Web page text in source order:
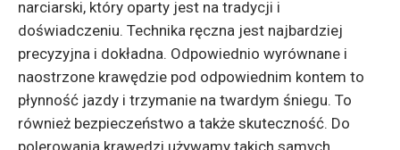
narciarski, który oparty jest na tradycji i
doświadczeniu. Technika ręczna jest najbardziej
precyzyjna i dokładna. Odpowiednio wyrównane i
naostrzone krawędzie pod odpowiednim kontem to
płynność jazdy i trzymanie na twardym śniegu. To
również bezpieczeństwo a także skuteczność. Do
polerowania krawędzi używamy takich samych